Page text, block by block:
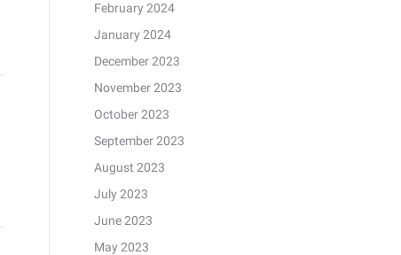
February 2024
January 2024
December 2023
November 2023
October 2023
September 2023
August 2023
July 2023
June 2023
May 2023